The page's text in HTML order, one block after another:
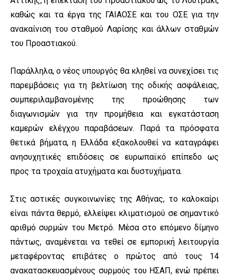
καθώς και τα έργα της ΓΑΙΑΟΣΕ και του ΟΣΕ για την
ανακαίνιση του σταθμού Λαρίσης και άλλων σταθμών
του Προαστιακού.
Παράλληλα, ο νέος υπουργός θα κληθεί να συνεχίσει τις
παρεμβάσεις για τη βελτίωση της οδικής ασφάλειας,
συμπεριλαμβανομένης της προώθησης των
διαγωνισμών για την προμήθεια και εγκατάσταση
καμερών ελέγχου παραβάσεων. Παρά τα πρόσφατα
θετικά βήματα, η Ελλάδα εξακολουθεί να καταγράφει
ανησυχητικές επιδόσεις σε ευρωπαϊκό επίπεδο ως
προς τα τροχαία ατυχήματα και δυστυχήματα.
Στις αστικές συγκοινωνίες της Αθήνας, το καλοκαίρι
είναι πάντα θερμό, ελλείψει κλιματισμού σε σημαντικό
αριθμό συρμών του Μετρό. Μέσα στο επόμενο δίμηνο
πάντως, αναμένεται να τεθεί σε εμπορική λειτουργία
μεταφέροντας επιβάτες ο πρώτος από τους 14
ανακατασκευασμένους συρμούς του ΗΣΑΠ, ενώ πρέπει